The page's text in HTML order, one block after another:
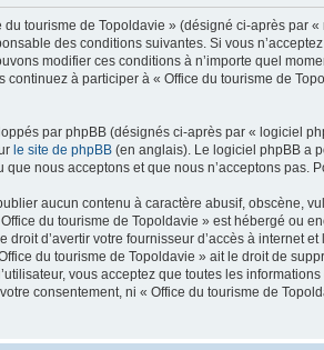
du tourisme de Topoldavie » (désigné ci-après par
des conditions suivantes. Si vous
modifier ces conditions à n’importe quel
continuez à participer à « Office du tourisme de
par phpBB (désignés ci-après par « logiciel
le site de phpBB (en anglais). Le logiciel phpBB a
que nous acceptons et que nous n’acceptons pas.
aucun contenu à caractère abusif, obscène,
du tourisme de Topoldavie » est hébergé ou
droit d’avertir votre fournisseur d’accès à internet
du tourisme de Topoldavie » ait le droit de
vous acceptez que toutes les
consentement, ni « Office du tourisme de